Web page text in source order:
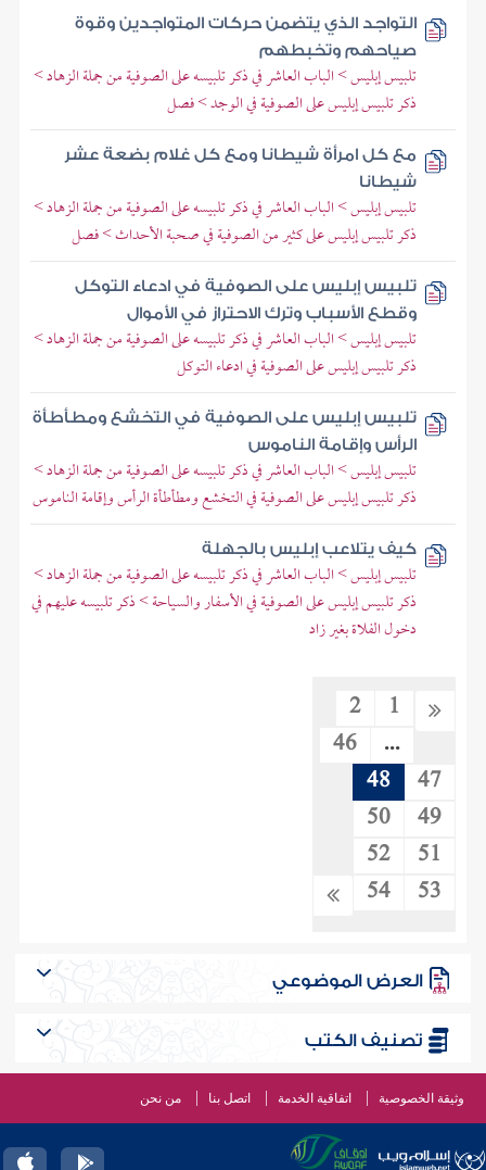
التواجد الذي يتضمن حركات المتواجدين وقوة
صياحهم وتخبطهم
تلبيس إبليس > الباب العاشر في ذكر تلبيسه على الصوفية من جملة الزهاد >
ذكر تلبيس إبليس على الصوفية في الوجد > فصل
مع كل امرأة شيطانا ومع كل غلام بضعة عشر
شيطانا
تلبيس إبليس > الباب العاشر في ذكر تلبيسه على الصوفية من جملة الزهاد >
ذكر تلبيس إبليس على كثير من الصوفية في صحبة الأحداث > فصل
تلبيس إبليس على الصوفية في ادعاء التوكل
وقطع الأسباب وترك الاحتراز في الأموال
تلبيس إبليس > الباب العاشر في ذكر تلبيسه على الصوفية من جملة الزهاد >
ذكر تلبيس إبليس على الصوفية في ادعاء التوكل
تلبيس إبليس على الصوفية في التخشع ومطأطأة
الرأس وإقامة الناموس
تلبيس إبليس > الباب العاشر في ذكر تلبيسه على الصوفية من جملة الزهاد >
ذكر تلبيس إبليس على الصوفية في التخشع ومطأطأة الرأس وإقامة الناموس
كيف يتلاعب إبليس بالجهلة
تلبيس إبليس > الباب العاشر في ذكر تلبيسه على الصوفية من جملة الزهاد >
ذكر تلبيس إبليس على الصوفية في الأسفار والسياحة > ذكر تلبيسه عليهم في
دخول الفلاة بغير زاد
1
2
...
46
47
48
49
50
51
52
53
54
العرض الموضوعي
تصنيف الكتب
وثيقة الخصوصية اتفاقية الخدمة اتصل بنا من نحن